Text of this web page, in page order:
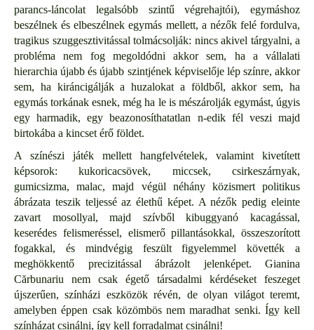
parancs-láncolat legalsóbb szintű végrehajtói), egymáshoz
beszélnek és elbeszélnek egymás mellett, a nézők felé fordulva,
tragikus szuggesztivitással tolmácsolják: nincs akivel tárgyalni, a
probléma nem fog megoldódni akkor sem, ha a vállalati
hierarchia újabb és újabb szintjének képviselője lép színre, akkor
sem, ha kiráncigálják a huzalokat a földből, akkor sem, ha
egymás torkának esnek, még ha le is mészárolják egymást, úgyis
egy harmadik, egy beazonosíthatatlan n-edik fél veszi majd
birtokába a kincset érő földet.
A színészi játék mellett hangfelvételek, valamint kivetített
képsorok: kukoricacsövek, miccsek, csirkeszárnyak,
gumicsizma, malac, majd végül néhány közismert politikus
ábrázata teszik teljessé az élethű képet. A nézők pedig eleinte
zavart mosollyal, majd szívből kibuggyanó kacagással,
keserédes felismeréssel, elismerő pillantásokkal, összeszorított
fogakkal, és mindvégig feszült figyelemmel követték a
meghökkentő precizitással ábrázolt jelenképet. Gianina
Cărbunariu nem csak égető társadalmi kérdéseket feszeget
újszerűen, színházi eszközök révén, de olyan világot teremt,
amelyben éppen csak közömbös nem maradhat senki. Így kell
színházat csinálni, így kell forradalmat csinálni!